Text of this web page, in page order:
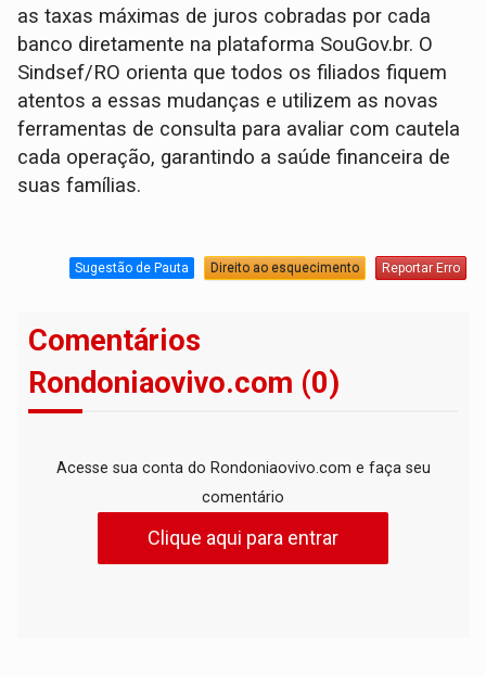
as taxas máximas de juros cobradas por cada
banco diretamente na plataforma SouGov.br. O
Sindsef/RO orienta que todos os filiados fiquem
atentos a essas mudanças e utilizem as novas
ferramentas de consulta para avaliar com cautela
cada operação, garantindo a saúde financeira de
suas famílias.
Sugestão de Pauta Direito ao esquecimento Reportar Erro
Comentários
Rondoniaovivo.com (0)
Acesse sua conta do Rondoniaovivo.com e faça seu
comentário
Clique aqui para entrar